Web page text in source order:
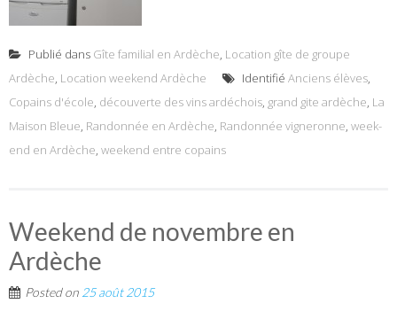
Publié dans Gîte familial en Ardèche, Location gîte de groupe
Ardèche, Location weekend Ardèche Identifié Anciens élèves,
Copains d'école, découverte des vins ardéchois, grand gite ardèche, La
Maison Bleue, Randonnée en Ardèche, Randonnée vigneronne, week-
end en Ardèche, weekend entre copains
Weekend de novembre en
Ardèche
Posted on 25 août 2015